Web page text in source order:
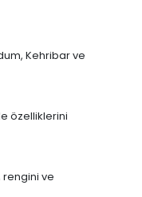
Kehribar ve
özelliklerini
rengini ve